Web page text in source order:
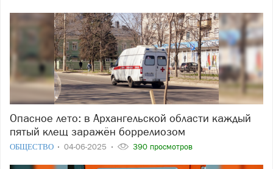
Опасное лето: в Архангельской области каждый
пятый клещ заражён боррелиозом
ОБЩЕСТВО 04-06-2025 390 просмотров